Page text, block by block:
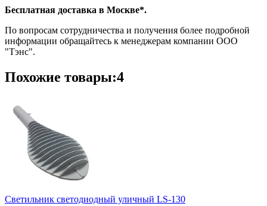
Бесплатная доставка в Москве*.
По вопросам сотрудничества и получения более подробной
информации обращайтесь к менеджерам компании ООО
"Тэнс".
Похожие товары:4
Светильник светодиодный уличный LS-130